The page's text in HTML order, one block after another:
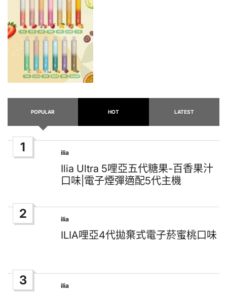
POPULAR HOT LATEST
1
Posted
in
ilia
Ilia Ultra 5哩亞五代糖果-百香果汁
口味|電子煙彈適配5代主機
2
Posted
in
ilia
ILIA哩亞4代拋棄式電子菸蜜桃口味
3
Posted
ilia